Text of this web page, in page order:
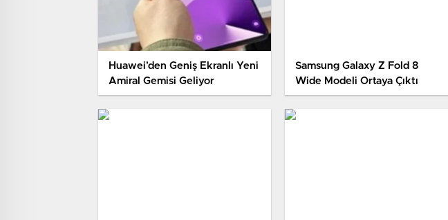
Huawei’den Geniş Ekranlı Yeni
Amiral Gemisi Geliyor
Samsung Galaxy Z Fold 8
Wide Modeli Ortaya Çıktı